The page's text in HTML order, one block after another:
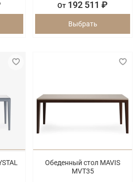
От 192 511 ₽
Выбрать
Обеденный стол MAVIS
MVT35